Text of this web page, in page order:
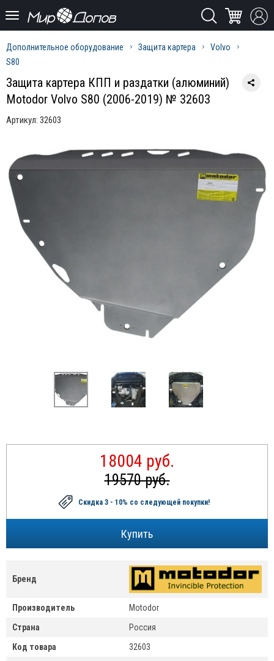
Дополнительное оборудование Защита картера
Volvo
S80
Защита картера КПП и раздатки (алюминий)
Motodor Volvo S80 (2006-2019) № 32603
Артикул: 32603
18004 руб.
19570 руб.
Скидка 3 - 10% со следующей покупки!
Бренд
Производитель
Motodor
Страна
Россия
Код товара
32603